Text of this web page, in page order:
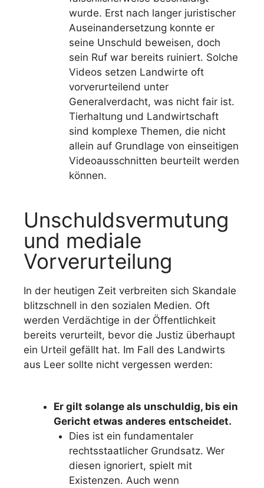
wurde. Erst nach langer juristischer
Auseinandersetzung konnte er
seine Unschuld beweisen, doch
sein Ruf war bereits ruiniert. Solche
Videos setzen Landwirte oft
vorverurteilend unter
Generalverdacht, was nicht fair ist.
Tierhaltung und Landwirtschaft
sind komplexe Themen, die nicht
allein auf Grundlage von einseitigen
Videoausschnitten beurteilt werden
können.
Unschuldsvermutung
und mediale
Vorverurteilung
In der heutigen Zeit verbreiten sich Skandale
blitzschnell in den sozialen Medien. Oft
werden Verdächtige in der Öffentlichkeit
bereits verurteilt, bevor die Justiz überhaupt
ein Urteil gefällt hat. Im Fall des Landwirts
aus Leer sollte nicht vergessen werden:
Er gilt solange als unschuldig, bis ein
Gericht etwas anderes entscheidet.
Dies ist ein fundamentaler
rechtsstaatlicher Grundsatz. Wer
diesen ignoriert, spielt mit
Existenzen. Auch wenn